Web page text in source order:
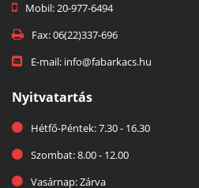
Mobil: 20-977-6494
Fax: 06(22)337-696
E-mail: info@fabarkacs.hu
Nyitvatartás
Hétfő-Péntek: 7.30 - 16.30
Szombat: 8.00 - 12.00
Vasárnap: Zárva